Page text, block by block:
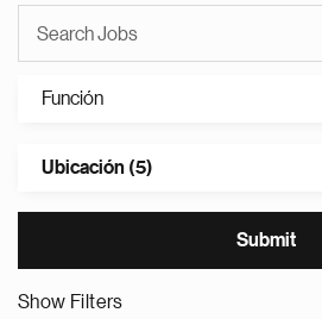
Función
Ubicación (5)
Show Filters